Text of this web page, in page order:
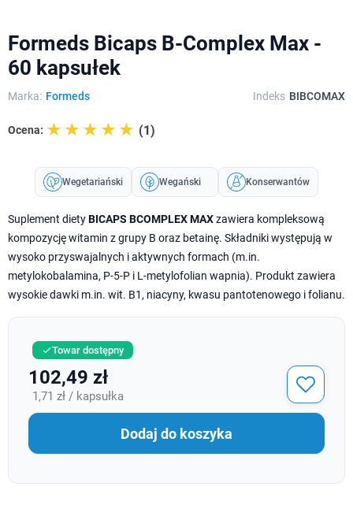
Formeds Bicaps B-Complex Max -
60 kapsułek
Marka: Formeds Indeks BIBCOMAX
Ocena: ☆☆☆☆☆
★★★★★ (1)
Wegetariański Wegański Konserwantów
Suplement dietyBICAPS BCOMPLEX MAXzawiera kompleksową
kompozycję witamin z grupy B oraz betainę. Składniki występują w
wysoko przyswajalnych i aktywnych formach (m.in.
metylokobalamina, P-5-P i L-metylofolian wapnia). Produkt zawiera
wysokie dawki m.in. wit. B1, niacyny, kwasu pantotenowego i folianu.
Towar dostępny
102,49 zł
1,71 zł / kapsułka
Dodaj do koszyka